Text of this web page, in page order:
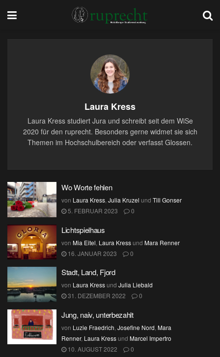
Laura Kress
Laura Kress studiert Jura und schreibt seit dem WiSe
2020 für den ruprecht. Besonders gerne widmet sie sich
Themen im Hochschulbereich oder verfasst Glossen.
Wo Worte fehlen
von Laura Kress, Julia Kruzel und Till Gonser
5. FEBRUAR 2023
0
Lichtspielhaus
von Mia Eitel, Laura Kressund Mara Renner
16. JANUAR 2023
0
Stadt, Land, Fjord
von Laura Kressund Julia Liebald
31. DEZEMBER 2022
0
Jung, naiv, unterbezahlt
von Luzie Fraedrich, Josefine Nord, Mara
Renner, Laura Kressund Marcel Impertro
10. AUGUST 2022
0